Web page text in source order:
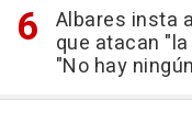
Albares insta
que atacan
"No hay